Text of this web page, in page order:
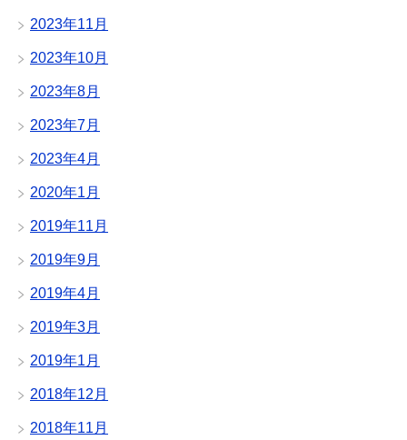
2023年11月
2023年10月
2023年8月
2023年7月
2023年4月
2020年1月
2019年11月
2019年9月
2019年4月
2019年3月
2019年1月
2018年12月
2018年11月